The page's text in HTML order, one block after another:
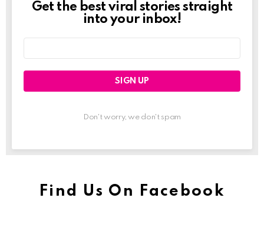
Newslett
Get the best viral stories straight
into your inbox!
Don't worry, we don't spam
Find Us On Facebook